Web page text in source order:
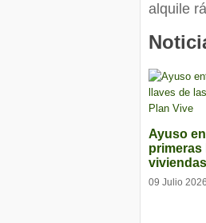
alquile
Ayuso
primeras
09 Julio 2026